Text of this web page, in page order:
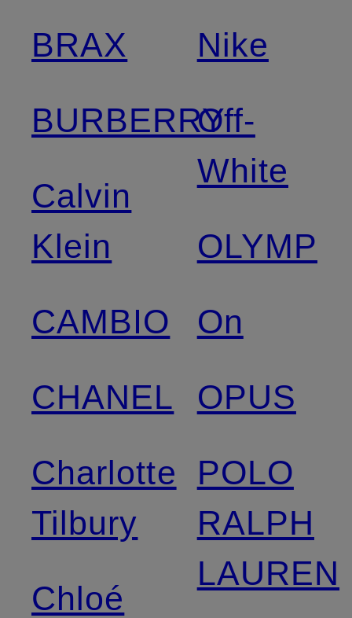
BRAX
BURBERRY
Calvin
Klein
CAMBIO
CHANEL
Charlotte
Tilbury
Chloé
Nike
Off-
White
OLYMP
On
OPUS
POLO
RALPH
LAUREN